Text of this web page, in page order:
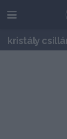
kristály